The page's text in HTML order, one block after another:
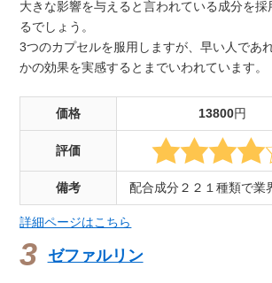
大きな影響を与えると言われている成分を採
るでしょう。
3つのカプセルを服用しますが、早い人であ
かの効果を実感するとまでいわれています。
価格 13800円
評価
備考 配合成分２２１種類で業
詳細ページはこちら
ゼファルリン